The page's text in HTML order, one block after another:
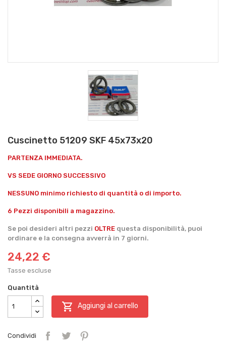
Cuscinetto 51209 SKF 45x73x20
PARTENZA IMMEDIATA.
VS SEDE GIORNO SUCCESSIVO
NESSUNO minimo richiesto di quantità o di importo.
6 Pezzi disponibili a magazzino.
Se poi desideri altri pezzi OLTRE questa disponibilità, puoi
ordinare e la consegna avverrà in 7 giorni.
24,22 €
Tasse escluse
Quantità
 Aggiungi al carrello
Condividi